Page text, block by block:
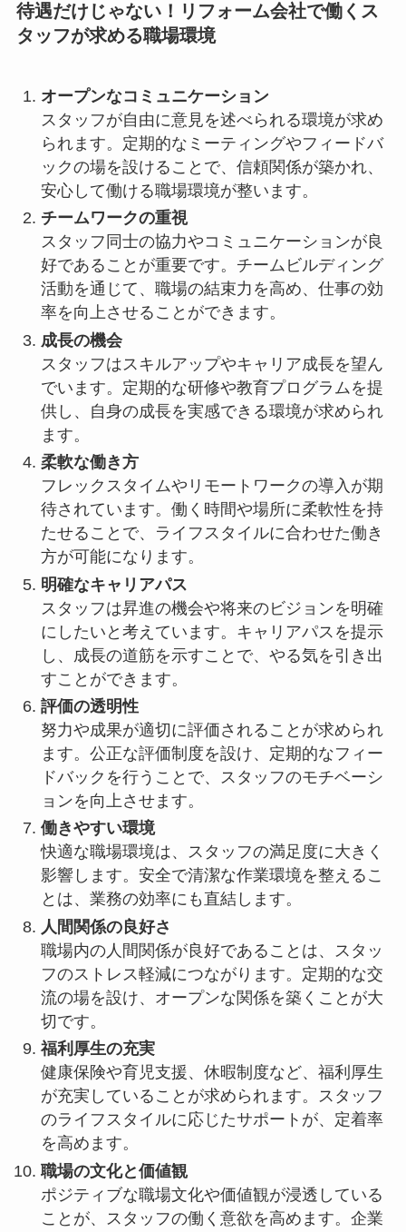
待遇だけじゃない！リフォーム会社で働くス
タッフが求める職場環境
オープンなコミュニケーション
スタッフが自由に意見を述べられる環境が求め
られます。定期的なミーティングやフィードバ
ックの場を設けることで、信頼関係が築かれ、
安心して働ける職場環境が整います。
チームワークの重視
スタッフ同士の協力やコミュニケーションが良
好であることが重要です。チームビルディング
活動を通じて、職場の結束力を高め、仕事の効
率を向上させることができます。
成長の機会
スタッフはスキルアップやキャリア成長を望ん
でいます。定期的な研修や教育プログラムを提
供し、自身の成長を実感できる環境が求められ
ます。
柔軟な働き方
フレックスタイムやリモートワークの導入が期
待されています。働く時間や場所に柔軟性を持
たせることで、ライフスタイルに合わせた働き
方が可能になります。
明確なキャリアパス
スタッフは昇進の機会や将来のビジョンを明確
にしたいと考えています。キャリアパスを提示
し、成長の道筋を示すことで、やる気を引き出
すことができます。
評価の透明性
努力や成果が適切に評価されることが求められ
ます。公正な評価制度を設け、定期的なフィー
ドバックを行うことで、スタッフのモチベーシ
ョンを向上させます。
働きやすい環境
快適な職場環境は、スタッフの満足度に大きく
影響します。安全で清潔な作業環境を整えるこ
とは、業務の効率にも直結します。
人間関係の良好さ
職場内の人間関係が良好であることは、スタッ
フのストレス軽減につながります。定期的な交
流の場を設け、オープンな関係を築くことが大
切です。
福利厚生の充実
健康保険や育児支援、休暇制度など、福利厚生
が充実していることが求められます。スタッフ
のライフスタイルに応じたサポートが、定着率
を高めます。
職場の文化と価値観
ポジティブな職場文化や価値観が浸透している
ことが、スタッフの働く意欲を高めます。企業